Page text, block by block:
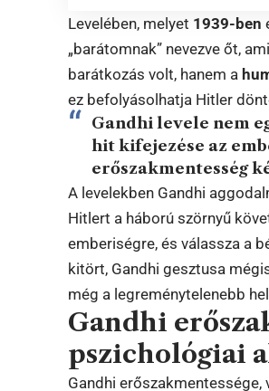
Levelében, melyet 1939-ben
„barátomnak” nevezve őt,
barátkozás volt, hanem a
ez befolyásolhatja Hitler
Gandhi levele nem
hit kifejezése az
erőszakmentesség
A levelekben Gandhi
Hitlert a háború szörnyű
emberiségre, és válassza a
kitört, Gandhi gesztusa
még a legreménytelenebb
Gandhi
pszichológiai
Gandhi erőszakmentessége,